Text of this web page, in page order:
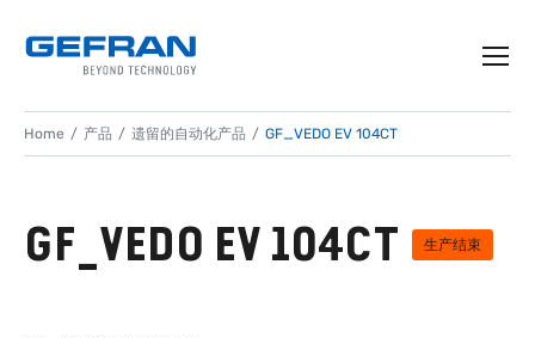
Home 产品 遗留的自动化产品 GF_VEDO EV 104CT
GF_VEDO EV 104CT 生产结束